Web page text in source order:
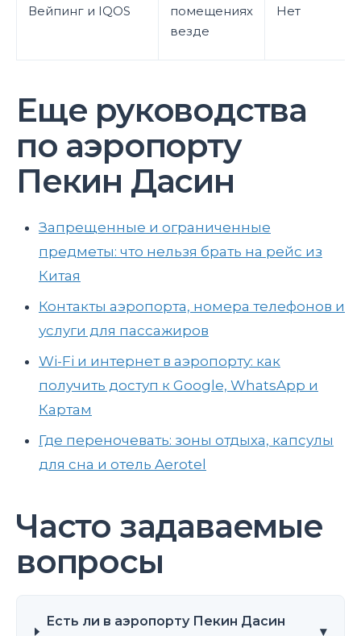
Вейпинг и IQOS
помещениях
везде
Нет
Еще руководства
по аэропорту
Пекин Дасин
Запрещенные и ограниченные
предметы: что нельзя брать на рейс из
Китая
Контакты аэропорта, номера телефонов и
услуги для пассажиров
Wi-Fi и интернет в аэропорту: как
получить доступ к Google, WhatsApp и
Картам
Где переночевать: зоны отдыха, капсулы
для сна и отель Aerotel
Часто задаваемые
вопросы
Есть ли в аэропорту Пекин Дасин
▾